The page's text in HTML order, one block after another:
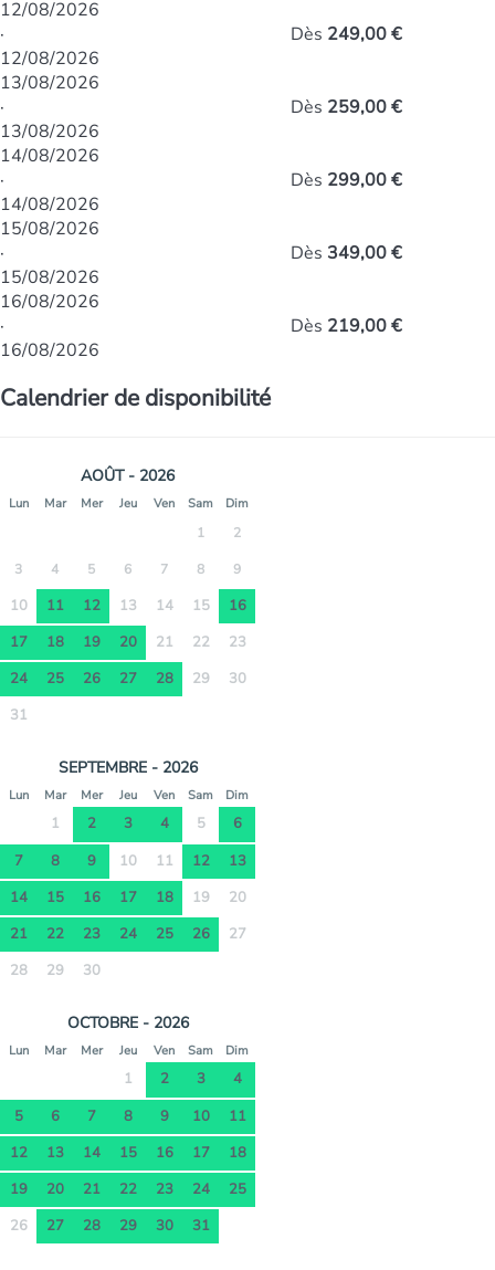
12/08/2026
·
12/08/2026
Dès 249,00 €
13/08/2026
·
13/08/2026
Dès 259,00 €
14/08/2026
·
14/08/2026
Dès 299,00 €
15/08/2026
·
15/08/2026
Dès 349,00 €
16/08/2026
·
16/08/2026
Dès 219,00 €
Calendrier de disponibilité
AOÛT - 2026
Lun Mar Mer Jeu Ven Sam Dim
1 2
3 4 5 6 7 8 9
10 11 12 13 14 15
16
17
18 19 20 21 22
23
24
25 26 27 28 29
30
31
SEPTEMBRE - 2026
Lun Mar Mer Jeu Ven Sam Dim
1 2 3 4 5
6
7
8 9 10 11 12
13
14
15 16 17 18 19
20
21
22 23 24 25 26
27
28
29 30
OCTOBRE - 2026
Lun Mar Mer Jeu Ven Sam Dim
1 2 3
4
5
6 7 8 9 10
11
12
13 14 15 16 17
18
19
20 21 22 23 24
25
26
27 28 29 30 31